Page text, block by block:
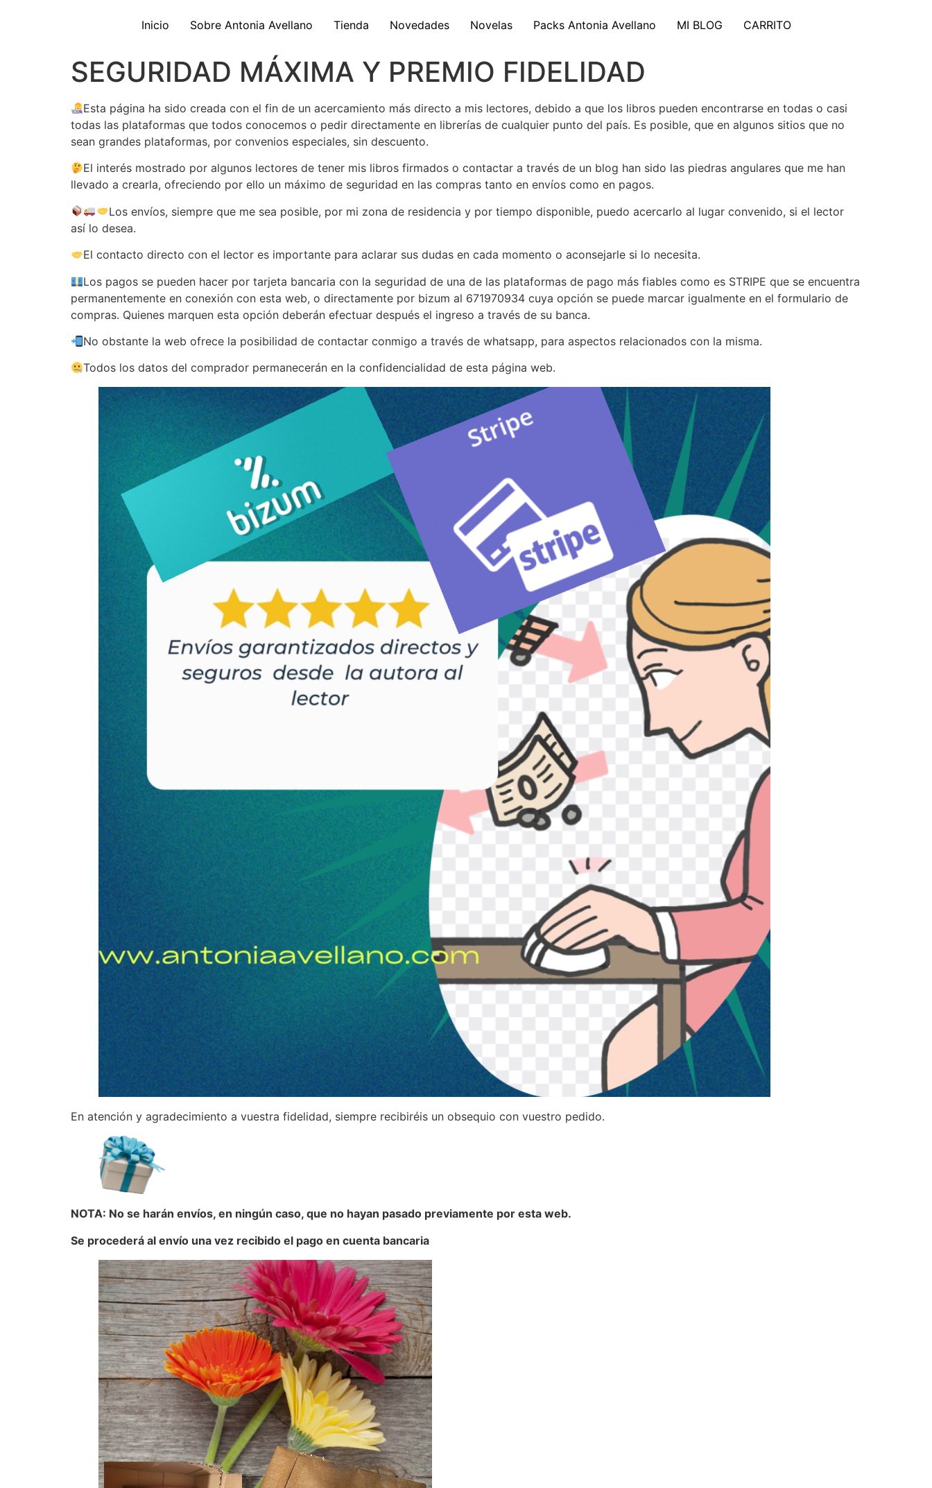
Inicio Sobre Antonia Avellano Tienda Novedades Novelas Packs Antonia Avellano MI BLOG CARRITO
SEGURIDAD MÁXIMA Y PREMIO FIDELIDAD
Esta página ha sido creada con el fin de un acercamiento más directo a mis lectores, debido a que los libros pueden encontrarse en todas o casi
todas las plataformas que todos conocemos o pedir directamente en librerías de cualquier punto del país. Es posible, que en algunos sitios que no
sean grandes plataformas, por convenios especiales, sin descuento.
El interés mostrado por algunos lectores de tener mis libros firmados o contactar a través de un blog han sido las piedras angulares que me han
llevado a crearla, ofreciendo por ello un máximo de seguridad en las compras tanto en envíos como en pagos.
Los envíos, siempre que me sea posible, por mi zona de residencia y por tiempo disponible, puedo acercarlo al lugar convenido, si el lector
así lo desea.
El contacto directo con el lector es importante para aclarar sus dudas en cada momento o aconsejarle si lo necesita.
Los pagos se pueden hacer por tarjeta bancaria con la seguridad de una de las plataformas de pago más fiables como es STRIPE que se encuentra
permanentemente en conexión con esta web, o directamente por bizum al 671970934 cuya opción se puede marcar igualmente en el formulario de
compras. Quienes marquen esta opción deberán efectuar después el ingreso a través de su banca.
No obstante la web ofrece la posibilidad de contactar conmigo a través de whatsapp, para aspectos relacionados con la misma.
Todos los datos del comprador permanecerán en la confidencialidad de esta página web.
En atención y agradecimiento a vuestra fidelidad, siempre recibiréis un obsequio con vuestro pedido.
NOTA: No se harán envíos, en ningún caso, que no hayan pasado previamente por esta web.
Se procederá al envío una vez recibido el pago en cuenta bancaria